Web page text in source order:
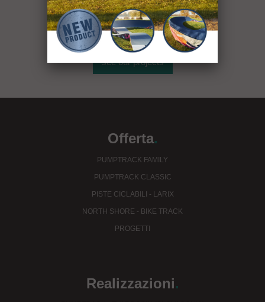
strutture sportive
see our projects
Offerta.
PUMPTRACK FAMILY
PUMPTRACK CLASSIC
PISTE CICLABILI - LARIX
NORTH SHORE - BIKE TRACK
PROGETTI
Realizzazioni.